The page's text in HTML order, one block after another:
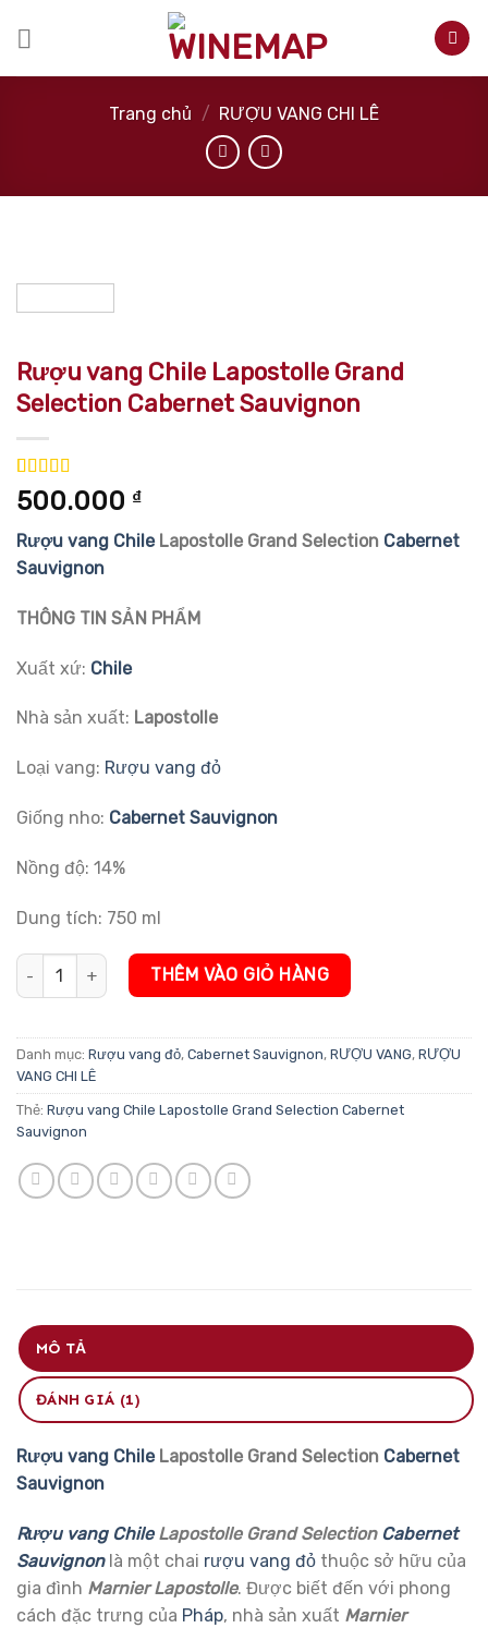
Trang chủ / RƯỢU VANG CHI LÊ
Rượu vang Chile Lapostolle Grand
Selection Cabernet Sauvignon
5.00trên 5
dựa trên
1
500.000 ₫
Rượu vang ChileLapostolle Grand Selection Cabernet
Sauvignon
THÔNG TIN SẢN PHẨM
Xuất xứ: Chile
Nhà sản xuất: Lapostolle
Loại vang: Rượu vang đỏ
Giống nho: Cabernet Sauvignon
Nồng độ: 14%
Dung tích: 750 ml
Rượu vang Chile Lapostolle Grand Selection Cabernet
THÊM VÀO GIỎ HÀNG
Danh mục: Rượu vang đỏ, Cabernet Sauvignon, RƯỢU VANG, RƯỢU
VANG CHI LÊ
Thẻ: Rượu vang Chile Lapostolle Grand Selection Cabernet
Sauvignon
MÔ TẢ
ĐÁNH GIÁ (1)
Rượu vang ChileLapostolle Grand Selection Cabernet
Sauvignon
Rượu vang ChileLapostolle Grand Selection Cabernet
Sauvignonlà một chai rượu vang đỏ thuộc sở hữu của
gia đình Marnier Lapostolle. Được biết đến với phong
cách đặc trưng của Pháp, nhà sản xuất Marnier